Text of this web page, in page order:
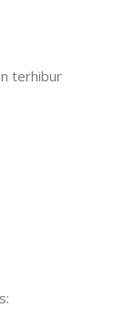
terhibur